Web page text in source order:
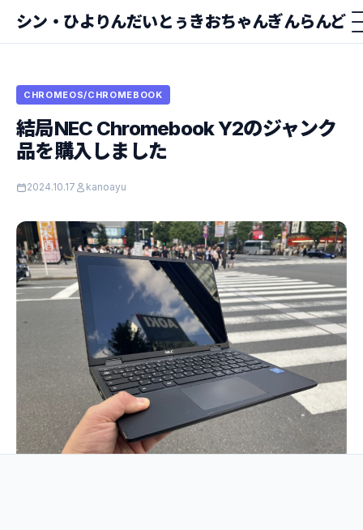
シン・ひよりんだいとぅきおちゃんぎんらんど
CHROMEOS/CHROMEBOOK
結局NEC Chromebook Y2のジャンク
品を購入しました
2024.10.17 kanoayu